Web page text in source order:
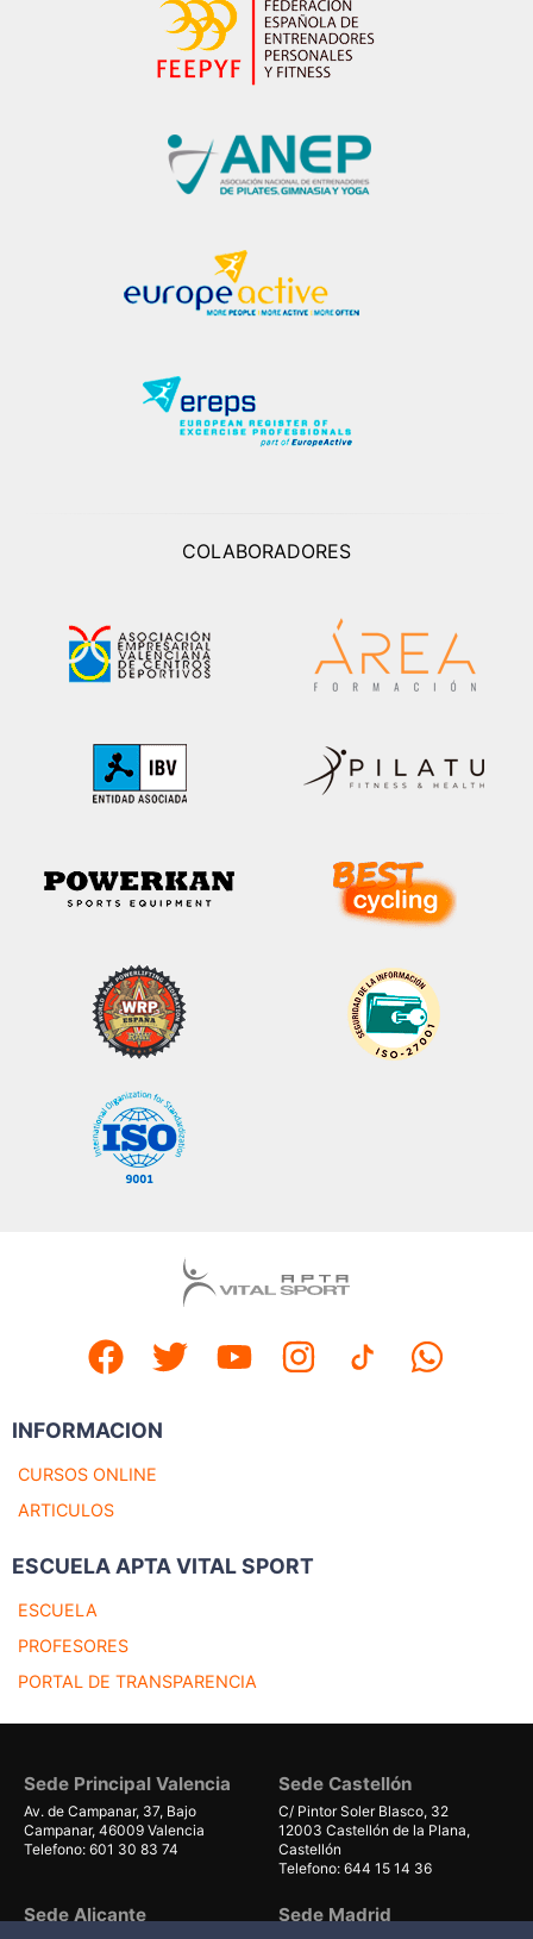
COLABORADORES
INFORMACION
CURSOS ONLINE
ARTICULOS
ESCUELA APTA VITAL SPORT
ESCUELA
PROFESORES
PORTAL DE TRANSPARENCIA
Sede Principal Valencia
Av. de Campanar, 37, Bajo
Campanar, 46009 Valencia
Telefono: 601 30 83 74
Sede Castellón
C/ Pintor Soler Blasco, 32
12003 Castellón de la Plana,
Castellón
Telefono: 644 15 14 36
Sede Alicante Sede Madrid